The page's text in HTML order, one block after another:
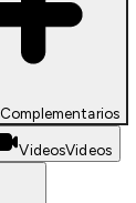
Complementarios
VideosVideos